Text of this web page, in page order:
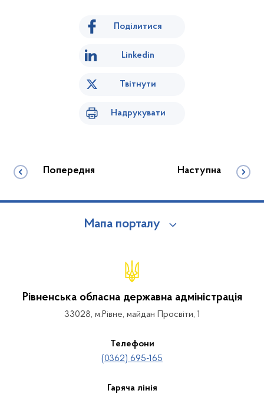
Поділитися
Linkedin
Твітнути
Надрукувати
Попередня Наступна
Мапа порталу
Рівненська обласна державна адміністрація
33028, м.Рівне, майдан Просвіти, 1
Телефони
(0362) 695-165
Гаряча лінія